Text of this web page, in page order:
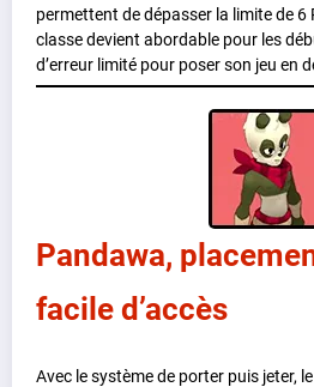
permettent de dépasser la limite de 6
classe devient abordable pour les
d’erreur limité pour poser son jeu en
Pandawa,
facile d’accès
Avec le système de porter puis jeter,